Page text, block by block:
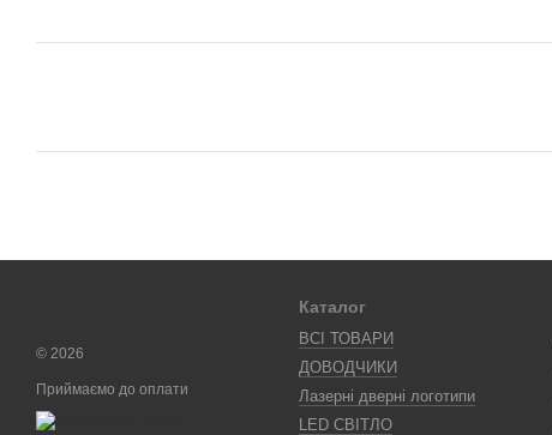
© 2026
Приймаємо до оплати
Каталог
ВСІ ТОВАРИ
ДОВОДЧИКИ
Лазерні дверні логотипи
LED СВІТЛО